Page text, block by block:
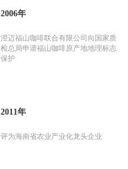
2006年
澄迈福山咖啡联合有限公司向国家质
检总局申请福山咖啡原产地地理标志
保护
2011年
评为海南省农业产业化龙头企业